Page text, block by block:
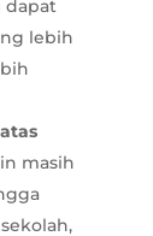
dapat
lebih
masih